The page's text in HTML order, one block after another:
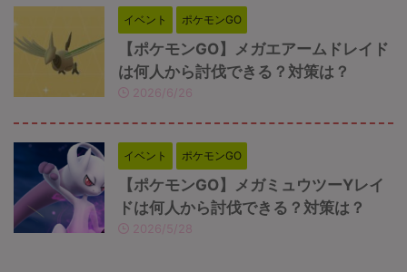
イベント ポケモンGO
【ポケモンGO】メガエアームドレイド
は何人から討伐できる？対策は？
2026/6/26
イベント ポケモンGO
【ポケモンGO】メガミュウツーYレイ
ドは何人から討伐できる？対策は？
2026/5/28